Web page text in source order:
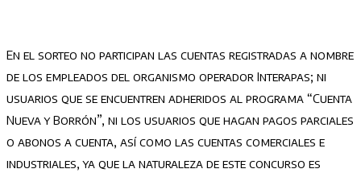
En el sorteo no participan las cuentas registradas a nombre
de los empleados del organismo operador Interapas; ni
usuarios que se encuentren adheridos al programa “Cuenta
Nueva y Borrón”, ni los usuarios que hagan pagos parciales
o abonos a cuenta, así como las cuentas comerciales e
industriales, ya que la naturaleza de este concurso es